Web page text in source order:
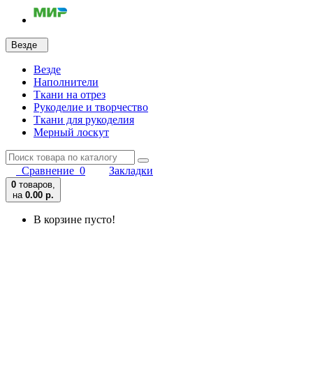
Везде
Везде
Наполнители
Ткани на отрез
Рукоделие и творчество
Ткани для рукоделия
Мерный лоскут
Сравнение 0 Закладки
0 товаров,
на 0.00 р.
В корзине пусто!